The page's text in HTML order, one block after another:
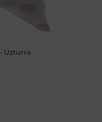
Uzturre